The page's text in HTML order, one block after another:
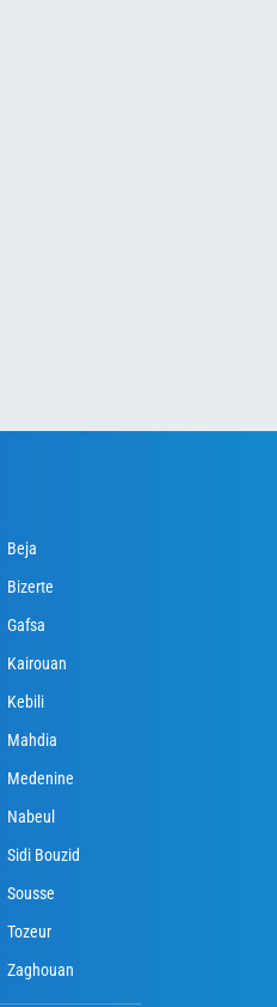
Beja
Bizerte
Gafsa
Kairouan
Kebili
Mahdia
Medenine
Nabeul
Sidi Bouzid
Sousse
Tozeur
Zaghouan